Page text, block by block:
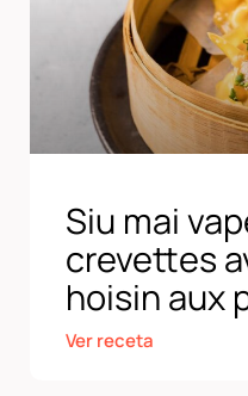
Siu mai
crevettes
hoisin aux
Ver receta